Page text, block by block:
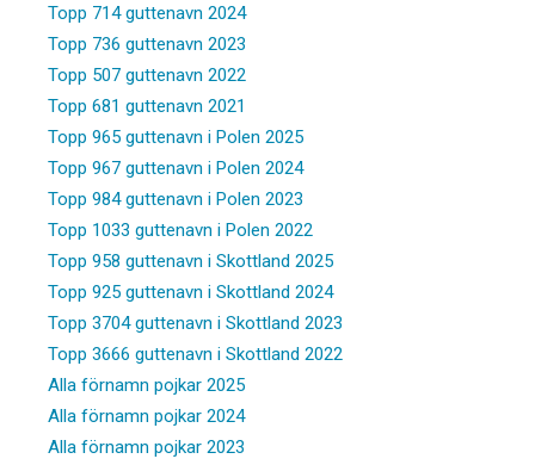
Topp 714 guttenavn 2024
Topp 736 guttenavn 2023
Topp 507 guttenavn 2022
Topp 681 guttenavn 2021
Topp 965 guttenavn i Polen 2025
Topp 967 guttenavn i Polen 2024
Topp 984 guttenavn i Polen 2023
Topp 1033 guttenavn i Polen 2022
Topp 958 guttenavn i Skottland 2025
Topp 925 guttenavn i Skottland 2024
Topp 3704 guttenavn i Skottland 2023
Topp 3666 guttenavn i Skottland 2022
Alla förnamn pojkar 2025
Alla förnamn pojkar 2024
Alla förnamn pojkar 2023